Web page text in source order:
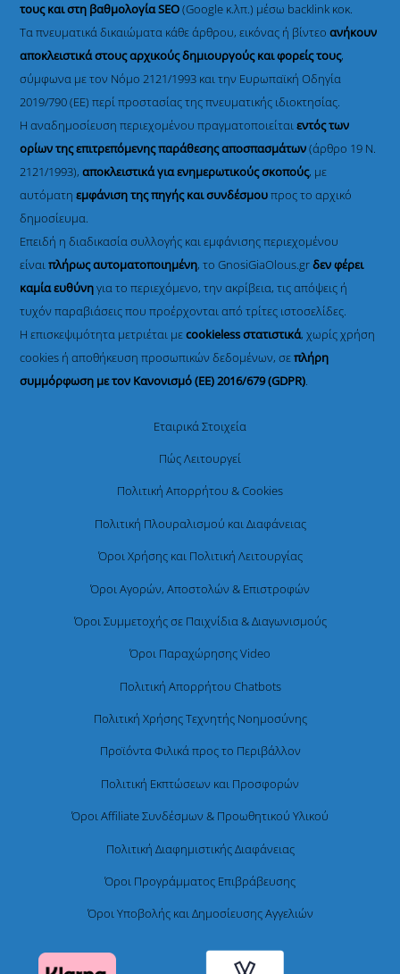
τους και στη βαθμολογία SEO(Google κ.λπ.) μέσω backlink κοκ.
Τα πνευματικά δικαιώματα κάθε άρθρου, εικόνας ή βίντεοανήκουν
αποκλειστικά στους αρχικούς δημιουργούς και φορείς τους,
σύμφωνα με τον Νόμο 2121/1993 και την Ευρωπαϊκή Οδηγία
2019/790 (ΕΕ) περί προστασίας της πνευματικής ιδιοκτησίας.
Η αναδημοσίευση περιεχομένου πραγματοποιείταιεντός των
ορίων της επιτρεπόμενης παράθεσης αποσπασμάτων(άρθρο 19 Ν.
2121/1993), αποκλειστικά για ενημερωτικούς σκοπούς, με
αυτόματηεμφάνιση της πηγής και συνδέσμουπρος το αρχικό
δημοσίευμα.
Επειδή η διαδικασία συλλογής και εμφάνισης περιεχομένου
είναιπλήρως αυτοματοποιημένη, το GnosiGiaOlous.grδεν φέρει
καμία ευθύνηγια το περιεχόμενο, την ακρίβεια, τις απόψεις ή
τυχόν παραβιάσεις που προέρχονται από τρίτες ιστοσελίδες.
Η επισκεψιμότητα μετριέται μεcookieless στατιστικά, χωρίς χρήση
cookies ή αποθήκευση προσωπικών δεδομένων, σεπλήρη
συμμόρφωση με τον Κανονισμό (ΕΕ) 2016/679 (GDPR).
Εταιρικά Στοιχεία
Πώς Λειτουργεί
Πολιτική Απορρήτου & Cookies
Πολιτική Πλουραλισμού και Διαφάνειας
Όροι Χρήσης και Πολιτική Λειτουργίας
Όροι Αγορών, Αποστολών & Επιστροφών
Όροι Συμμετοχής σε Παιχνίδια & Διαγωνισμούς
Όροι Παραχώρησης Video
Πολιτική Απορρήτου Chatbots
Πολιτική Χρήσης Τεχνητής Νοημοσύνης
Προϊόντα Φιλικά προς το Περιβάλλον
Πολιτική Εκπτώσεων και Προσφορών
Όροι Affiliate Συνδέσμων & Προωθητικού Υλικού
Πολιτική Διαφημιστικής Διαφάνειας
Όροι Προγράμματος Επιβράβευσης
Όροι Υποβολής και Δημοσίευσης Αγγελιών